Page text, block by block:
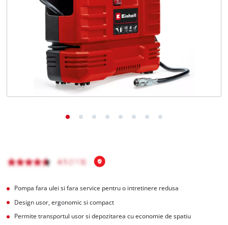
Română
Pompa fara ulei si fara service pentru o intretinere redusa
Design usor, ergonomic si compact
Permite transportul usor si depozitarea cu economie de spatiu